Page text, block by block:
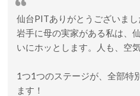
仙台PITありがとうございまし
岩手に母の実家がある私は、
いにホッとします。人も、空
1つ1つのステージが、全部特
ます！